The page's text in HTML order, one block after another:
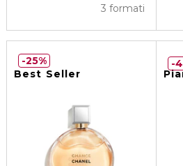
3 formati
Best Seller
25%